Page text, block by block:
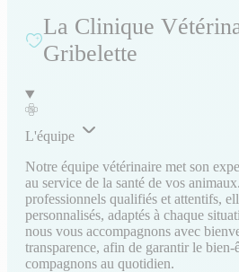
La Clinique
Gribelette
L'équipe
Notre équipe vétérinaire met son
au service de la santé de vos
professionnels qualifiés et attentifs,
personnalisés, adaptés à chaque
nous vous accompagnons avec
transparence, afin de garantir le bien-
compagnons au quotidien.